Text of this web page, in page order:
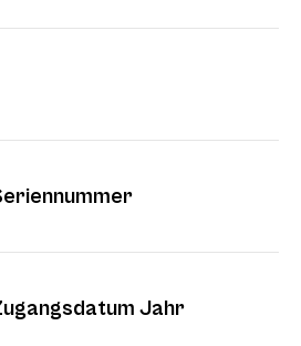
Jahr